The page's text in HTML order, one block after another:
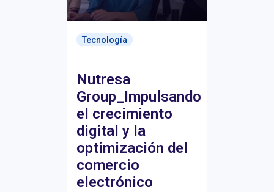
Tecnología
Nutresa
Group_Impulsando
el crecimiento
digital y la
optimización del
comercio
electrónico